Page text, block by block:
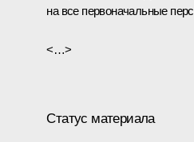
на все первоначальные
<…>
Статус материала